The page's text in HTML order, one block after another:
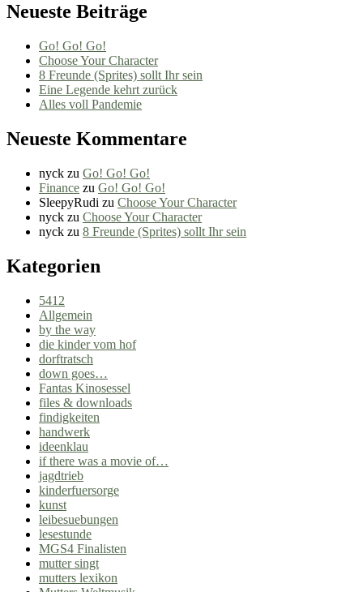
Neueste Beiträge
Go! Go! Go!
Choose Your Character
8 Freunde (Sprites) sollt Ihr sein
Eine Legende kehrt zurück
Alles voll Pandemie
Neueste Kommentare
nyck zu Go! Go! Go!
Finance zu Go! Go! Go!
SleepyRudi zu Choose Your Character
nyck zu Choose Your Character
nyck zu 8 Freunde (Sprites) sollt Ihr sein
Kategorien
5412
Allgemein
by the way
die kinder vom hof
dorftratsch
down goes…
Fantas Kinosessel
files & downloads
findigkeiten
handwerk
ideenklau
if there was a movie of…
jagdtrieb
kinderfuersorge
kunst
leibesuebungen
lesestunde
MGS4 Finalisten
mutter singt
mutters lexikon